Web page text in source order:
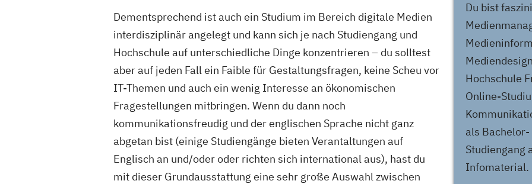
Dementsprechend ist auch ein Studium im Bereich digitale Medien
interdisziplinär angelegt und kann sich je nach Studiengang und
Hochschule auf unterschiedliche Dinge konzentrieren – du solltest
aber auf jeden Fall ein Faible für Gestaltungsfragen, keine Scheu vor
IT-Themen und auch ein wenig Interesse an ökonomischen
Fragestellungen mitbringen. Wenn du dann noch
kommunikationsfreudig und der englischen Sprache nicht ganz
abgetan bist (einige Studiengänge bieten Verantaltungen auf
Englisch an und/oder oder richten sich international aus), hast du
mit dieser Grundausstattung eine sehr große Auswahl zwischen
Du bist
Hochschule
Online-
als
Studiengang
Infomaterial.